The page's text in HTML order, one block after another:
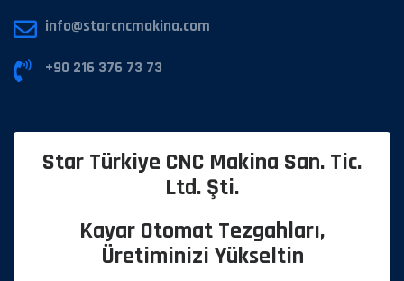
info@starcncmakina.com
+90 216 376 73 73
Star Türkiye CNC Makina San. Tic.
Ltd. Şti.
Kayar Otomat Tezgahları,
Üretiminizi Yükseltin